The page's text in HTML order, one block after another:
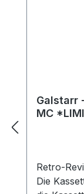
Galstarr
MC
Retro-
Die